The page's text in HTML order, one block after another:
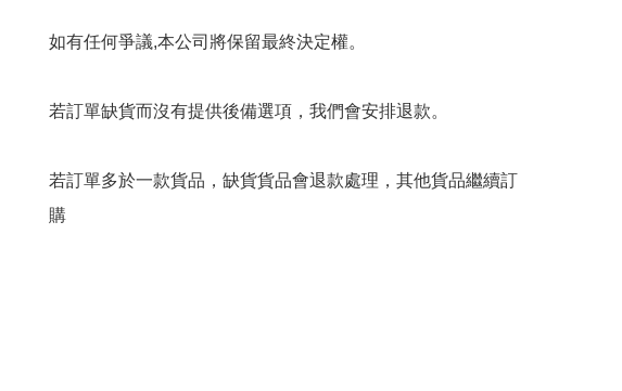
如有任何爭議,本公司將保留最終決定權。
若訂單缺貨而沒有提供後備選項，我們會安排退款。
若訂單多於一款貨品，缺貨貨品會退款處理，其他貨品繼續訂